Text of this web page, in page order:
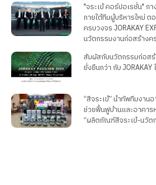
"จระเข้ คอร์ปอเรชั่น" ก
ภายใต้ทีมผู้บริหารใหม่
ครบวงจร JORAKAY
นวัตกรรมงานก่อสร้างค
สัมผัสกับนวัตกรรมก่อส
ยั่งยืนกว่า กับ JORAKAY
“สีจระเข้” นำทัพทีมงาน
ช่วยฟื้นฟูบ้านและอาคา
“ผลิตภัณฑ์สีจระเข้-นวัต